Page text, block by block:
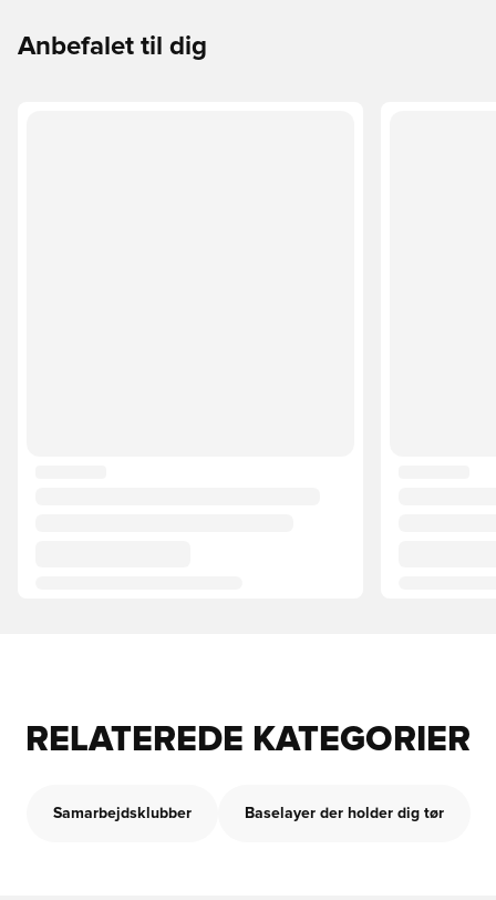
Anbefalet til dig
RELATEREDE KATEGORIER
Samarbejdsklubber Baselayer der holder dig tør